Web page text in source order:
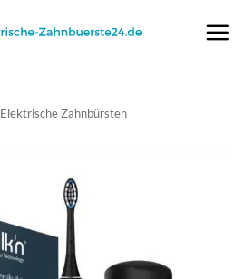
Elektrische Zahnbürsten